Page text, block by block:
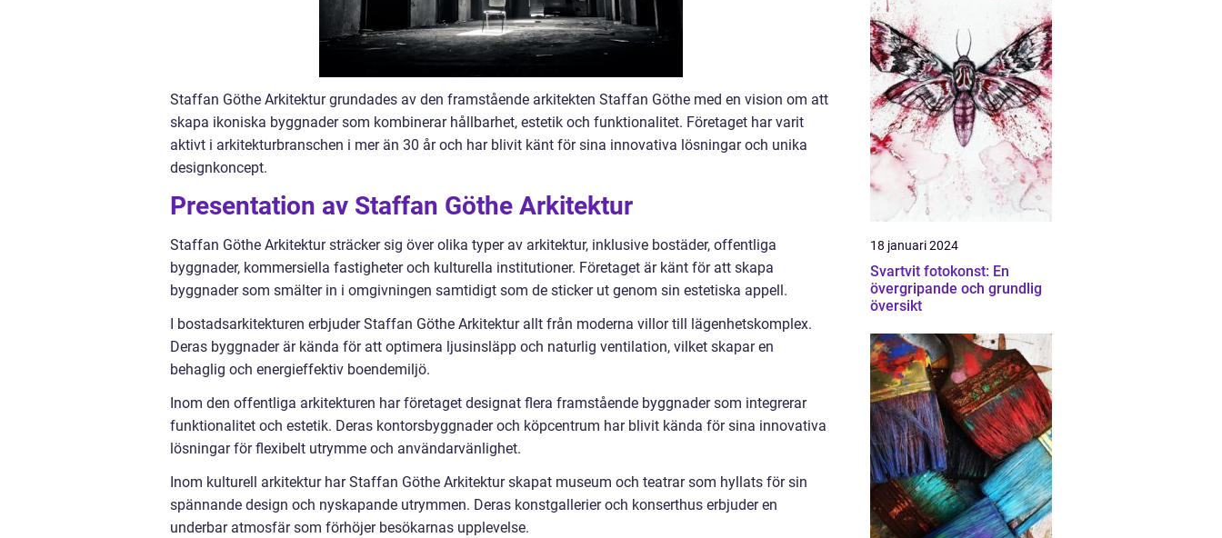
Staffan Göthe Arkitektur grundades av den framstående arkitekten Staffan Göthe med en vision om att
skapa ikoniska byggnader som kombinerar hållbarhet, estetik och funktionalitet. Företaget har varit
aktivt i arkitekturbranschen i mer än 30 år och har blivit känt för sina innovativa lösningar och unika
designkoncept.
Presentation av Staffan Göthe Arkitektur
Staffan Göthe Arkitektur sträcker sig över olika typer av arkitektur, inklusive bostäder, offentliga
byggnader, kommersiella fastigheter och kulturella institutioner. Företaget är känt för att skapa
byggnader som smälter in i omgivningen samtidigt som de sticker ut genom sin estetiska appell.
I bostadsarkitekturen erbjuder Staffan Göthe Arkitektur allt från moderna villor till lägenhetskomplex.
Deras byggnader är kända för att optimera ljusinsläpp och naturlig ventilation, vilket skapar en
behaglig och energieffektiv boendemiljö.
Inom den offentliga arkitekturen har företaget designat flera framstående byggnader som integrerar
funktionalitet och estetik. Deras kontorsbyggnader och köpcentrum har blivit kända för sina innovativa
lösningar för flexibelt utrymme och användarvänlighet.
Inom kulturell arkitektur har Staffan Göthe Arkitektur skapat museum och teatrar som hyllats för sin
spännande design och nyskapande utrymmen. Deras konstgallerier och konserthus erbjuder en
underbar atmosfär som förhöjer besökarnas upplevelse.
18 januari 2024
Svartvit fotokonst: En
övergripande och grundlig
översikt